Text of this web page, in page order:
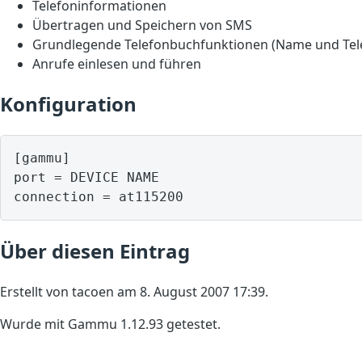
Telefoninformationen
Übertragen und Speichern von SMS
Grundlegende Telefonbuchfunktionen (Name und
Anrufe einlesen und führen
Konfiguration
[gammu]
port = DEVICE NAME
Über diesen Eintrag
Erstellt von tacoen am 8. August 2007 17:39.
Wurde mit Gammu 1.12.93 getestet.